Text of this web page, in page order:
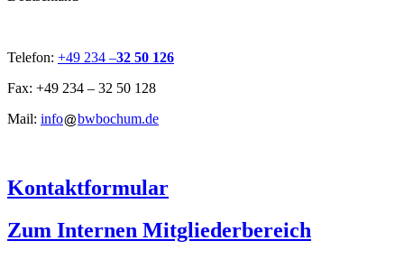
Telefon: +49 234 –32 50 126
Fax: +49 234 – 32 50 128
Mail: info bwbochum.de
Kontaktformular
Zum Internen Mitgliederbereich